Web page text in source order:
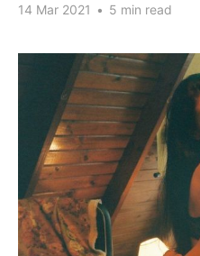
14 Mar 2021 • 5 min read